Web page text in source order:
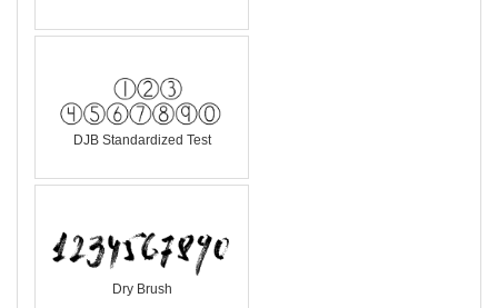
DJB Standardized Test
Dry Brush